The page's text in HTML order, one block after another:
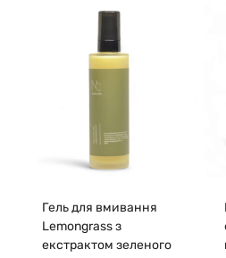
Гель для вмивання
Lemongrass з
екстрактом зеленого